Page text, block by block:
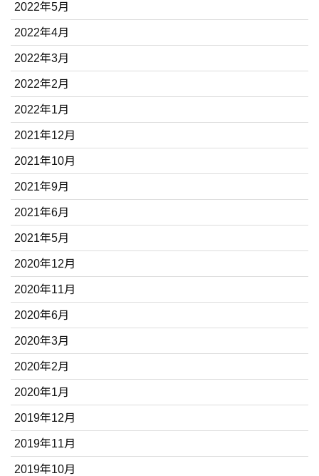
2022年5月
2022年4月
2022年3月
2022年2月
2022年1月
2021年12月
2021年10月
2021年9月
2021年6月
2021年5月
2020年12月
2020年11月
2020年6月
2020年3月
2020年2月
2020年1月
2019年12月
2019年11月
2019年10月